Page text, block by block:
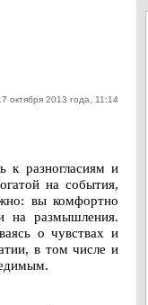
октября 2013 года, 11:14
к разногласиям и
на события,
вы комфортно
на размышления.
о чувствах и
в том числе и